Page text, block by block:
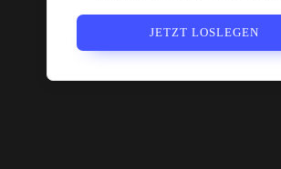
JETZT LOSLEGEN